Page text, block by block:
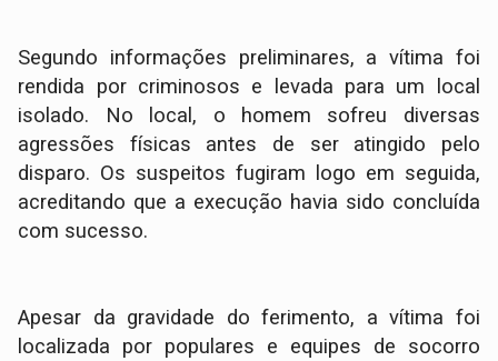
​Segundo informações preliminares, a vítima foi
rendida por criminosos e levada para um local
isolado. No local, o homem sofreu diversas
agressões físicas antes de ser atingido pelo
disparo. Os suspeitos fugiram logo em seguida,
acreditando que a execução havia sido concluída
com sucesso.
​Apesar da gravidade do ferimento, a vítima foi
localizada por populares e equipes de socorro